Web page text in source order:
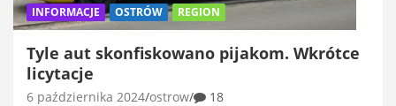
INFORMACJE OSTRÓW REGION
Tyle aut skonfiskowano pijakom. Wkrótce
licytacje
6 października 2024 ostrow 18